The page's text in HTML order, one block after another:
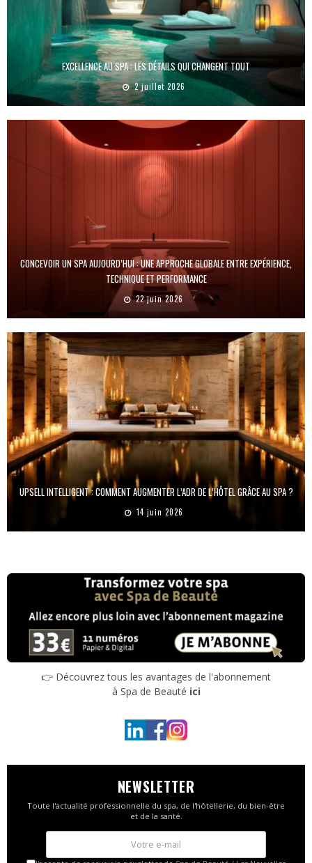
EXCELLENCE AU SPA : LES DÉTAILS QUI CHANGENT TOUT
2 juillet 2026
CONCEVOIR UN SPA AUJOURD’HUI : UNE APPROCHE GLOBALE ENTRE EXPÉRIENCE,
TECHNIQUE ET PERFORMANCE
22 juin 2026
UPSELL INTELLIGENT : COMMENT AUGMENTER L’ADR DE L’HÔTEL GRÂCE AU SPA ?
14 juin 2026
👉 Découvrez tous les avantages de l'abonnement
à Spa de Beauté ici
NEWSLETTER
Toute l'actualité professionnelle du spa, de l'hôtellerie, du bien-être
et de la santé.